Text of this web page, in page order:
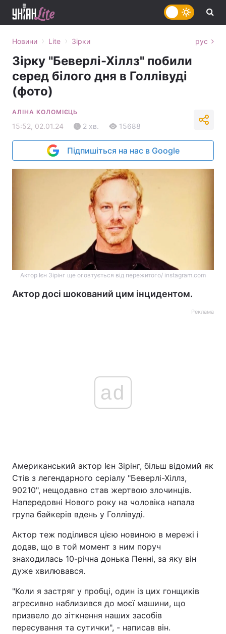
Головна Війна
Україна Політика
Економіка Світ
Спорт Наука
Зброя Інциденти
Здоров'я Туризм
Новини › Lite › Зірки рус
Зірку "Беверлі-Хіллз" побили
серед білого дня в Голлівуді
(фото)
АЛІНА КОЛОМІЄЦЬ
15:52, 02.01.24 2 хв. 15688
Підпишіться на нас в Google
Актор Ієн Зірінг ще оговтується від пережитого/ instagram.com
Актор досі шокований цим інцидентом.
Реклама
ad
Американський актор Ієн Зірінг, більш відомий як
Стів з легендарного серіалу "Беверлі-Хіллз,
90210", нещодавно став жертвою злочинців.
Напередовні Нового року на чоловіка напала
група байкерів вдень у Голлівуді.
Актор теж поділився цією новиною в мережі і
додав, що в той момент з ним поруч
знаходилась 10-річна донька Пенні, за яку він
дуже хвилювався.
"Коли я застряг у пробці, один із цих гонщиків
агресивно наблизився до моєї машини, що
призвело до зіткнення наших засобів
пересування та сутички", - написав він.